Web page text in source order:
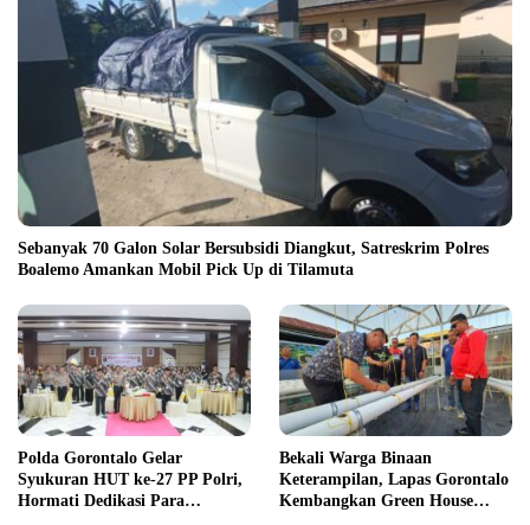
Sebanyak 70 Galon Solar Bersubsidi Diangkut, Satreskrim Polres
Boalemo Amankan Mobil Pick Up di Tilamuta
Polda Gorontalo Gelar
Syukuran HUT ke-27 PP Polri,
Hormati Dedikasi Para
Bekali Warga Binaan
Keterampilan, Lapas Gorontalo
Kembangkan Green House